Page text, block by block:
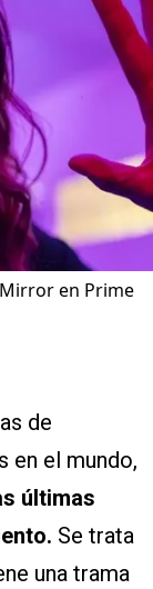
en Prime
de
en el mundo,
últimas
Se trata
una trama